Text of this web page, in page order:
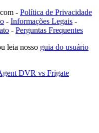
- Política de Privacidade
- Informações Legais -
- Perguntas Frequentes
leia nosso guia do usuário
DVR vs Frigate